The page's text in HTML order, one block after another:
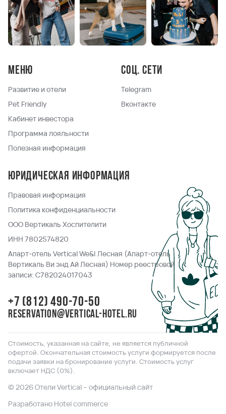
Меню
Развитие и отели
Pet Friendly
Кабинет инвестора
Программа лояльности
Полезная информация
Соц. сети
Telegram
Вконтакте
Юридическая информация
Правовая информация
Политика конфиденциальности
ООО Вертикаль Хоспителити
ИНН 7802574820
Апарт-отель Vertical We&I Лесная (Апарт-отель
Вертикаль Ви энд Ай Лесная) Номер реестровой
записи: С782024017043
+7 (812) 490-70-50
reservation@vertical-hotel.ru
© 2026 Отели Vertical – официальный сайт
Стоимость, указанная на сайте, не является публичной
офертой. Окончательная стоимость услуги формируется после
подачи заявки на бронирование услуги. Стоимость услуг
включает НДС (0%).
Разработано Hotel commerce